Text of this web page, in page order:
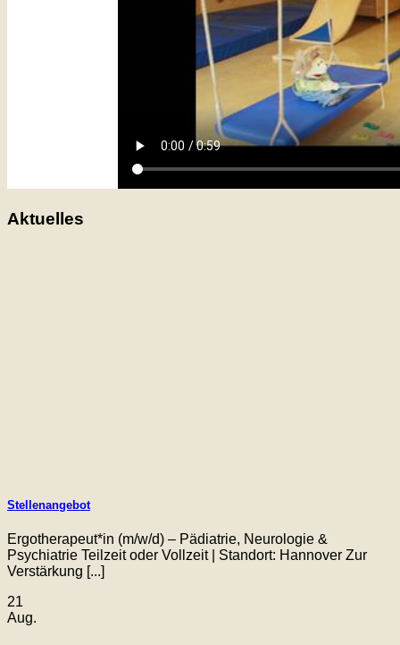
Aktuelles
Stellenangebot
Ergotherapeut*in (m/w/d) – Pädiatrie, Neurologie &
Psychiatrie Teilzeit oder Vollzeit | Standort: Hannover Zur
Verstärkung [...]
21
Aug.